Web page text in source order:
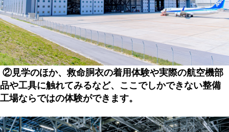
②見学のほか、救命胴衣の着用体験や実際の航空機部
品や工具に触れてみるなど、ここでしかできない整備
工場ならではの体験ができます。